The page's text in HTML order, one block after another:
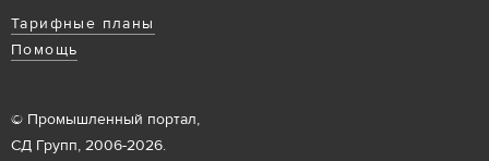
Тарифные планы
Помощь
© Промышленный портал,
СД Групп, 2006-2026.